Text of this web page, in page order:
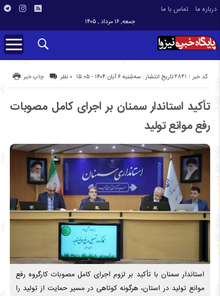
درباره ما تماس با ما
جمعه, ۱۶ مرداد , ۱۴۰۵
تاریخ انتشار : سه‌شنبه ۶ آبان ۱۴۰۴ - ۱۵:۰۵ کد خبر : 4841 چاپ خبر ۰ نظر
تأکید استاندار سمنان بر اجرای کامل مصوبات
رفع موانع تولید
استاندار سمنان با تأکید بر لزوم اجرای کامل مصوبات کارگروه رفع
موانع تولید در استان، هرگونه کوتاهی در مسیر حمایت از تولید را